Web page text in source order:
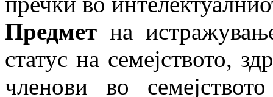
Предмет на
статус на се­меј­ство­то,
членови во